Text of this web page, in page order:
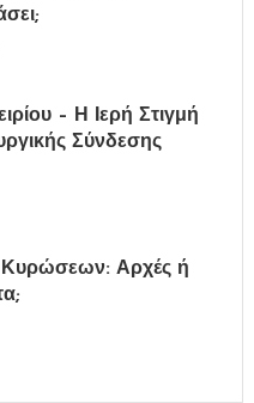
– Η Ιερή Στιγμή
Σύνδεσης
Κυρώσεων: Αρχές ή